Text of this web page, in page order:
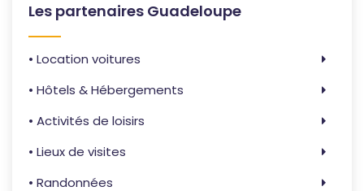
Les partenaires Guadeloupe
• Location voitures
• Hôtels & Hébergements
• Activités de loisirs
• Lieux de visites
• Randonnées